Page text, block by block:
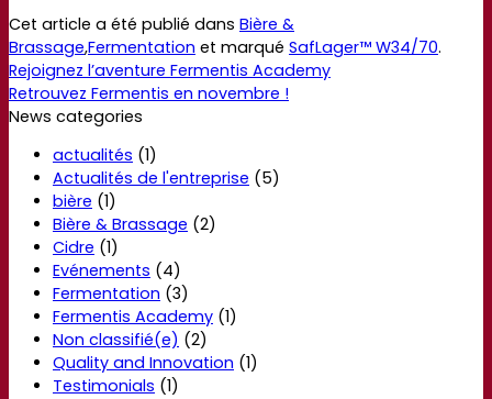
Cet article a été publié dans Bière &
Brassage,Fermentation et marqué SafLager™ W34/70.
Rejoignez l’aventure Fermentis Academy
Retrouvez Fermentis en novembre !
News categories
actualités (1)
Actualités de l'entreprise (5)
bière (1)
Bière & Brassage (2)
Cidre (1)
Evénements (4)
Fermentation (3)
Fermentis Academy (1)
Non classifié(e) (2)
Quality and Innovation (1)
Testimonials (1)